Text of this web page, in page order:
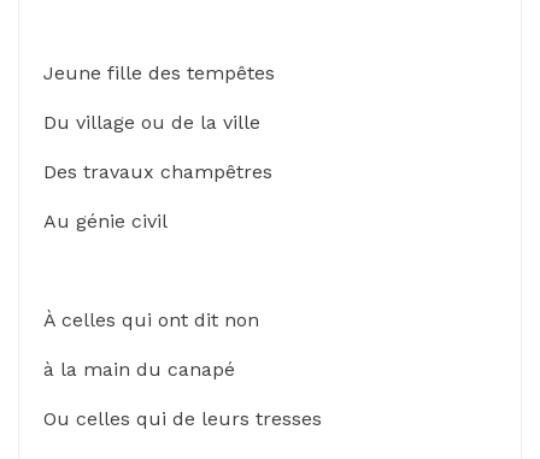
Jeune fille des tempêtes
Du village ou de la ville
Des travaux champêtres
Au génie civil
À celles qui ont dit non
à la main du canapé
Ou celles qui de leurs tresses